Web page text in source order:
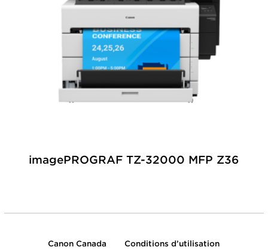
imagePROGRAF TZ-32000 MFP Z36
Canon Canada Conditions d’utilisation